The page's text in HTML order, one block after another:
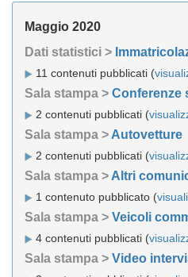
Maggio 2020
Dati statistici >
11 contenuti pubblicati (
Sala stampa > Conferenze
2 contenuti pubblicati (
Sala stampa > Autovetture
2 contenuti pubblicati (
Sala stampa > Altri
1 contenuto pubblicato (
Sala stampa > Veicoli
4 contenuti pubblicati (
Sala stampa > Video